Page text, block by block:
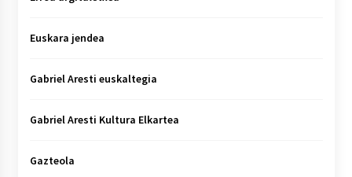
Euskara jendea
Gabriel Aresti euskaltegia
Gabriel Aresti Kultura Elkartea
Gazteola